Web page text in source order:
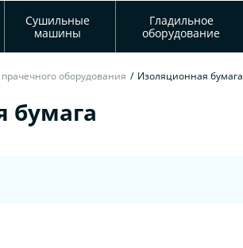
Сушильные
машины
Гладильное
оборудование
оборудования / Изоляционная бумага
бумага